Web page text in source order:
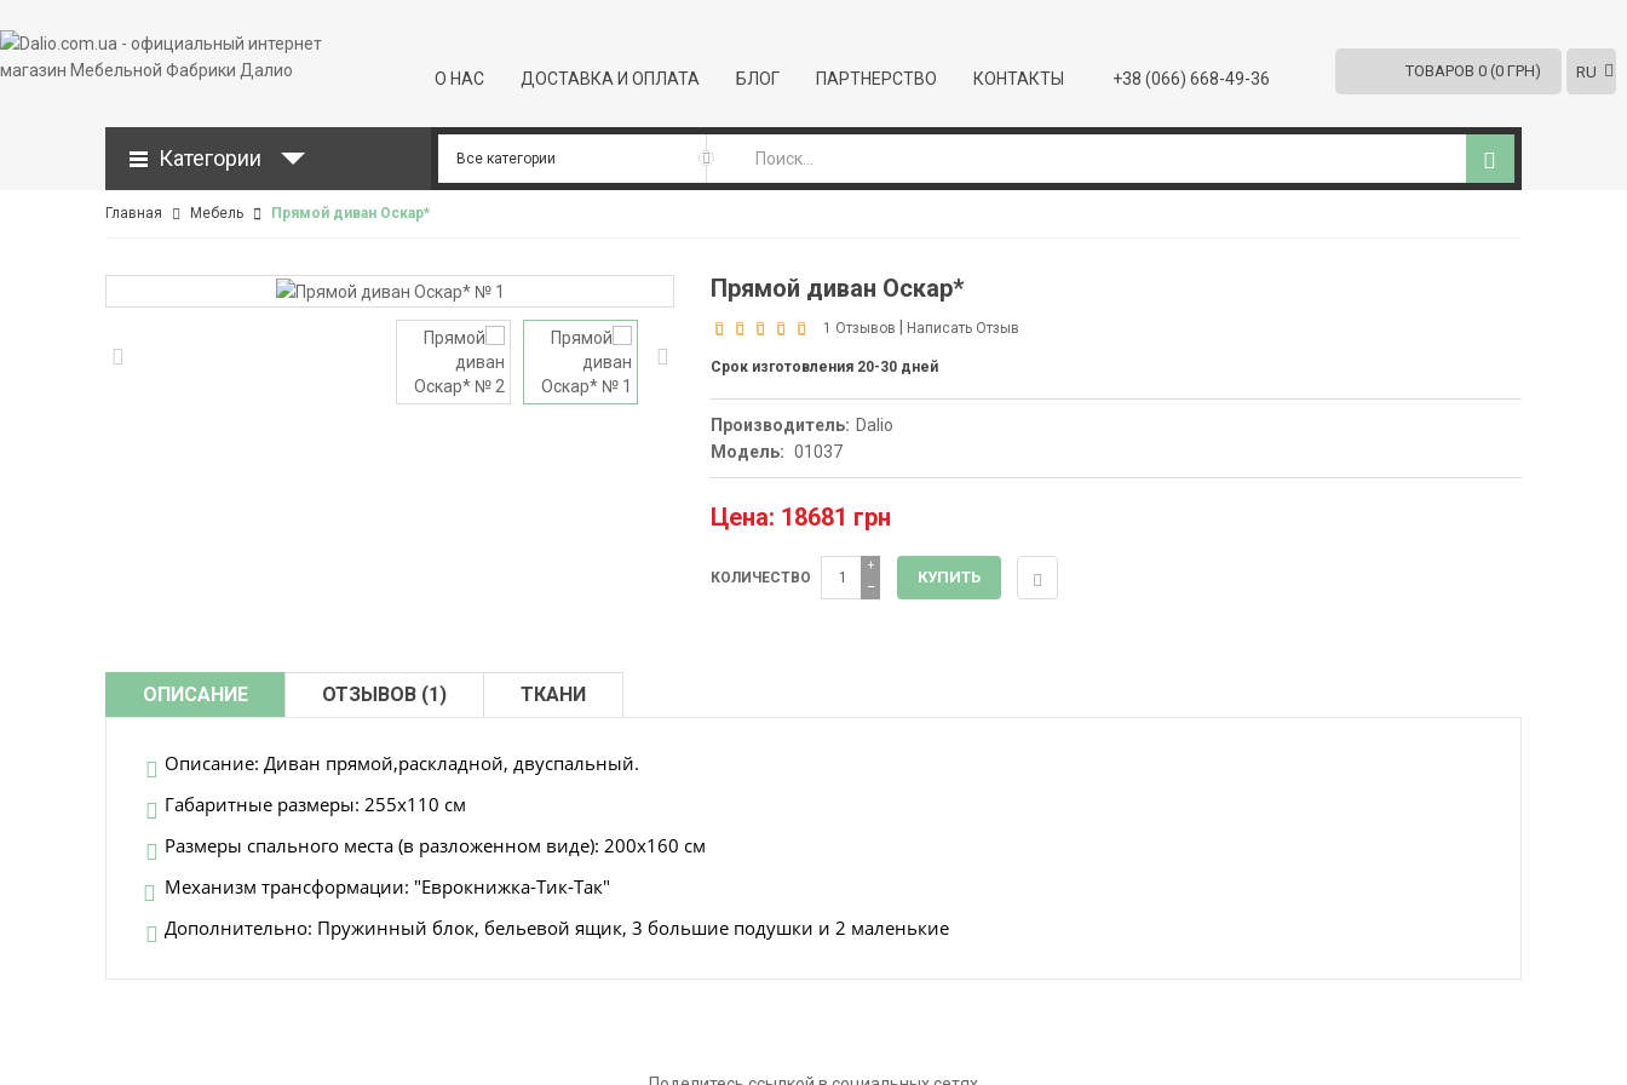
О НАС ДОСТАВКА И ОПЛАТА БЛОГ ПАРТНЕРСТВО КОНТАКТЫ +38 (066) 668-49-36 ТОВАРОВ 0 (0 ГРН) RU
Категории
Главная Мебель Прямой диван Оскар*
Прямой диван Оскар*
1 Отзывов Написать Отзыв
Срок изготовления 20-30 дней
Производитель: Dalio
Модель: 01037
Цена: 18681 грн
КОЛИЧЕСТВО −
+
ОПИСАНИЕ ОТЗЫВОВ (1) ТКАНИ
Описание: Диван прямой,раскладной, двуспальный.
Габаритные размеры: 255х110 см
Размеры спального места (в разложенном виде): 200х160 см
Механизм трансформации: "Еврокнижка-Тик-Так"
Дополнительно: Пружинный блок, бельевой ящик, 3 большие подушки и 2 маленькие